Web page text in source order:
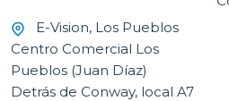
E-Vision, Los Pueblos
Centro Comercial Los
Pueblos (Juan Díaz)
Detrás de Conway, local A7